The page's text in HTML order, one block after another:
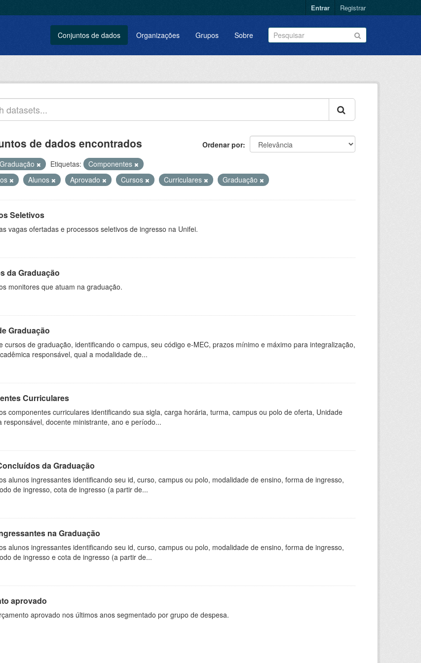
Entrar Registrar
Conjuntos de dados Organizações Grupos Sobre
Ordenar por
de dados encontrados
Graduação Etiquetas:
Componentes
Alunos Aprovado Cursos Curriculares Graduação
Seletivos
vagas ofertadas e processos seletivos de ingresso na Unifei.
da Graduação
monitores que atuam na graduação.
Graduação
cursos de graduação, identificando o campus, seu código e-MEC, prazos mínimo e máximo para integralização,
responsável, qual a modalidade de...
Curriculares
componentes curriculares identificando sua sigla, carga horária, turma, campus ou polo de oferta, Unidade
responsável, docente ministrante, ano e período...
da Graduação
alunos ingressantes identificando seu id, curso, campus ou polo, modalidade de ensino, forma de ingresso,
de ingresso, cota de ingresso (a partir de...
na Graduação
alunos ingressantes identificando seu id, curso, campus ou polo, modalidade de ensino, forma de ingresso,
de ingresso e cota de ingresso (a partir de...
aprovado
aprovado nos últimos anos segmentado por grupo de despesa.